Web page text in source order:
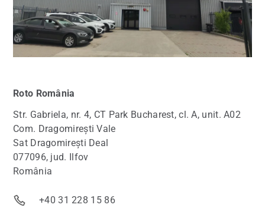
Roto România
Str. Gabriela, nr. 4, CT Park Bucharest, cl. A, unit. A02
Com. Dragomirești Vale
Sat Dragomirești Deal
077096, jud. Ilfov
România
+40 31 228 15 86